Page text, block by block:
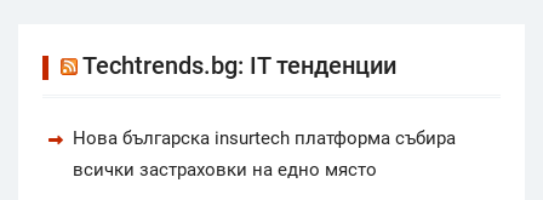
Techtrends.bg: IT тенденции
Нова българска insurtech платформа събира
всички застраховки на едно място